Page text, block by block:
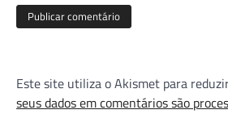
Este site utiliza o Akismet para
seus dados em comentários são